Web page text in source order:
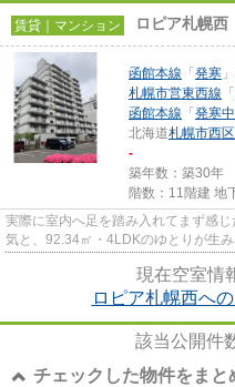
賃貸｜マンション ロピア札幌西
函館本線 「 発寒
札幌市営東西線 「
函館本線 「 発寒
北海道札幌市西区
-
築年数：築30年
階数：11階建 地
実際に室内へ足を踏み入れてまず感
気と、92.34㎡・4LDKのゆとりが生み出す開放感で
現在空室情
ロピア札幌西へ
該当公開件
チェックした物件をまと